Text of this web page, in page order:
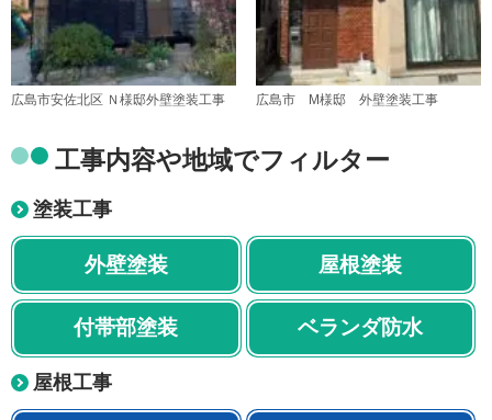
広島市安佐北区 Ｎ様邸外壁塗装工事 広島市 M様邸 外壁塗装工事
工事内容や地域でフィルター
塗装工事
外壁塗装 屋根塗装
付帯部塗装 ベランダ防水
屋根工事